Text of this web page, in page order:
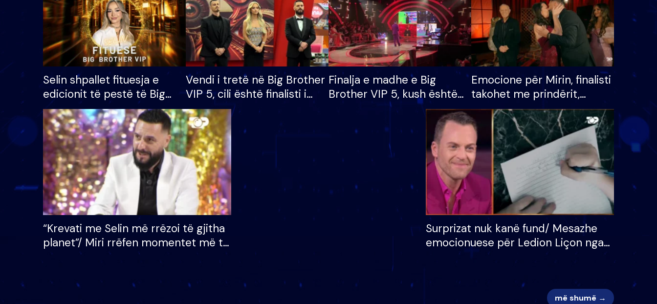
Selin shpallet fituesja e
edicionit të pestë të Big
Brother VIP, rrëmben
çmimin e madh prej 100
mijë eurosh
Vendi i tretë në Big Brother
VIP 5, cili është finalisti i
radhës që lë shtëpinë
Finalja e madhe e Big
Brother VIP 5, kush është
banori i parë që lë shtëpinë
dhe humb mundësinë për
të fituar çmimin e madh
Emocione për Mirin, finalisti
takohet me prindërit,
vajzën dhe bashkëshorten:
S’kemi ndonjë letër divorci
apo jo?
“Krevati me Selin më rrëzoi të gjitha
planet”/ Miri rrëfen momentet më të
bukura në shtëpinë e BB VIP: Do më
Surprizat nuk kanë fund/ Mesazhe
emocionuese për Ledion Liçon nga
nëna dhe fëmijët e tij, moderatori
më shumë →